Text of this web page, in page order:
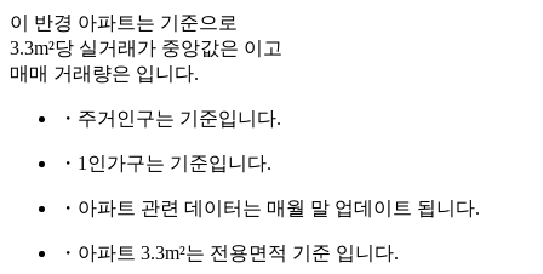
이 반경 아파트는 기준으로
3.3m²당 실거래가 중앙값은 이고
매매 거래량은 입니다.
・주거인구는 기준입니다.
・1인가구는 기준입니다.
・아파트 관련 데이터는 매월 말 업데이트 됩니다.
・아파트 3.3m²는 전용면적 기준 입니다.